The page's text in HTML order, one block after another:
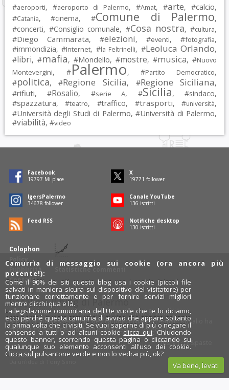
#aeroporti, #aeroporto di Palermo, #Amat, #arte, #calcio,
#Catania, #cinema, #Comune di Palermo,
#concerti, #Consiglio comunale, #Cosa nostra, #cultura,
#Diego Cammarata, #elezioni, #eventi, #fotografia,
#immondizia, #Internet, #la Feltrinelli, #Leoluca Orlando,
#libri, #mafia, #Mondello, #mostre, #musica, #Nuovo
Montevergini, #Palermo, #Partito Democratico,
#politica, #Regione Sicilia, #Regione Siciliana,
#rifiuti, #Rosalio, #serie A, #Sicilia, #sindaco,
#spazzatura, #teatro, #traffico, #trasporti, #università,
#Università degli Studi di Palermo, #Università di Palermo,
#viabilità, #video
Colophon
Policy
Pubblicità
Contatti
Statistiche commenti
Facebook
19797 Mi piace
X
19771 follower
IgersPalermo
34678 follower
Canale YouTube
136 iscritti
Feed RSS
Notifiche desktop
130 iscritti
Rosalio è il blog di Palermo
754 autoriraccontano Palermo dal loro punto di vista.
Anche tu puoi essere uno degli autori: inviaci un' e-mail. Rosalio ha
anche una sezionefotobloge una sezionevideoblog.
Designcut&paste
Rosalio.it
x
Instagram
Camurrìa di messaggio sui cookie (ora ancora più
potente!):
Come il 90% dei siti questo blog usa i cookie (piccoli file
salvati in maniera sicura sul dispositivo del visitatore) per
funzionare correttamente e per fornire servizi migliori
mentre clicchi qua e là.
La legislazione comunitaria dell'Ue vuole che te lo diciamo,
ecco perché questa camurrìa di avviso che appare soltanto
la prima volta che ci visiti. Se vuoi saperne di più o negare il
consenso a tutti o ad alcuni cookie clicca qui. Chiudendo
questo banner, scorrendo questa pagina o cliccando su
qualunque suo elemento acconsenti all'uso dei cookie.
Clicca sul pulsantone verde e non lo vedrai più, ok?
Va bene, levati